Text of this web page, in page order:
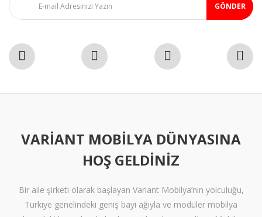
GÖNDER
VARIANT MOBILYA DÜNYASINA
HOŞ GELDINIZ
Bir aile şirketi olarak başlayan Variant Mobilya’nın yolculuğu,
Türkiye genelindeki geniş bayi ağıyla ve modüler mobilya